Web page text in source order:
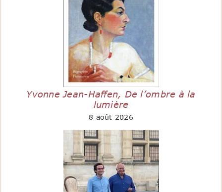
Yvonne Jean-Haffen, De l’ombre à la
lumière
8 août 2026